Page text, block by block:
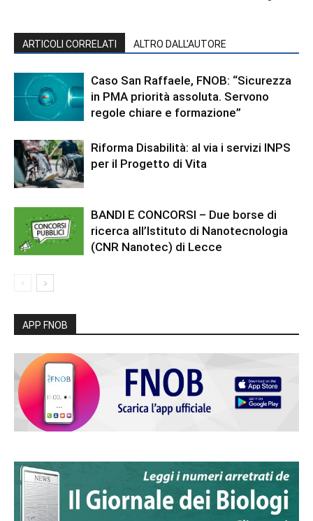
ARTICOLI CORRELATI ALTRO DALL'AUTORE
Caso San Raffaele, FNOB: “Sicurezza
in PMA priorità assoluta. Servono
regole chiare e formazione”
Riforma Disabilità: al via i servizi INPS
per il Progetto di Vita
BANDI E CONCORSI – Due borse di
ricerca all’Istituto di Nanotecnologia
(CNR Nanotec) di Lecce
APP FNOB